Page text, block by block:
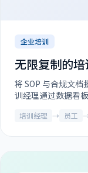
企业培训
无限复制的
将 SOP 与合规文档
训经理通过数据看
培训经理 → 员工